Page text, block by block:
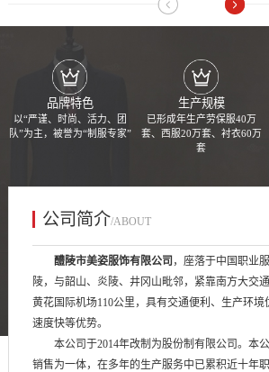
品牌特色
以“严谨、时尚、活力、团
队”为主，被誉为“制服专家”
生产规模
已形成年生产劳保服40万
套、西服20万套、衬衣60万
套
公司简介/ABOUT
醴陵市美姿服饰有限公司 ，座落于中国职业
陵，与韶山、炎陵、井冈山毗邻，紧靠南方大交
黄花国际机场110公里，具有交通便利、生产环
速度快等优势。
本公司于2014年改制为股份制有限公司。本
销售为一体，在多年的生产服务中已累积近十年